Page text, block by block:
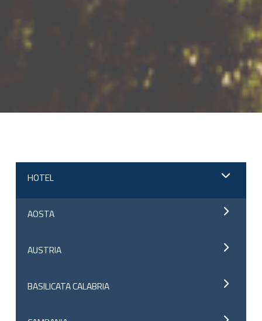
HOTEL
AOSTA
AUSTRIA
BASILICATA CALABRIA